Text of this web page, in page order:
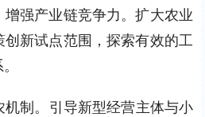
强产业链竞争力。扩大农业
新试点范围，探索有效的工
机制。引导新型经营主体与小